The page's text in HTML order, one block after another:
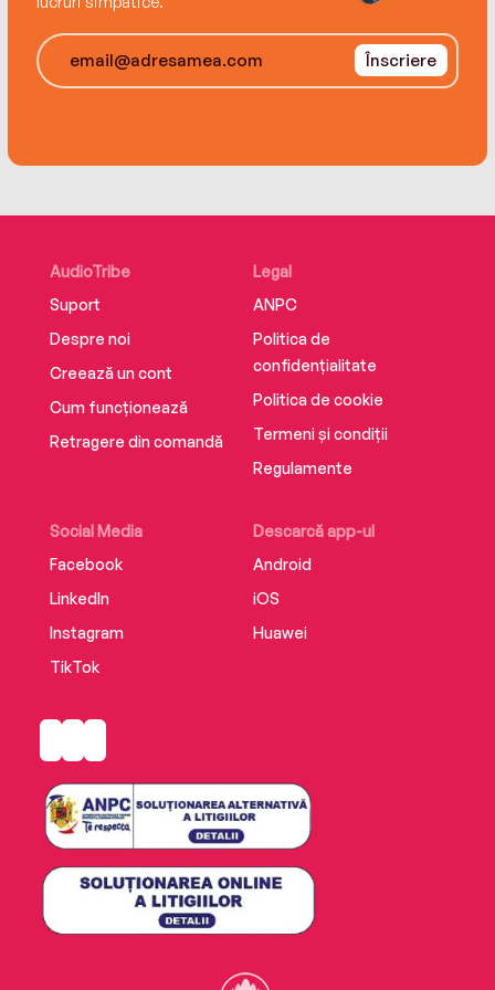
Nobody spills the tea like this amateur sleuth.
Knives Out meets Kim’s Convenience for
in Paradise and Midsomer Murders.
Înscriere
AudioTribe
Suport
Despre noi
Creează un cont
Cum funcționează
Retragere din comandă
Social Media
Facebook
LinkedIn
Instagram
TikTok
Descarcă app-ul
Android
iOS
Huawei
Legal
ANPC
Politica de
confidențialitate
Politica de cookie
Termeni și condiții
Regulamente